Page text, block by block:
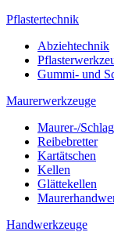
Pflastertechnik
Abziehtechnik
Gummi- und
Maurerwerkzeuge
Maurer-/
Reibebretter
Kartätschen
Kellen
Glättekellen
Handwerkzeuge